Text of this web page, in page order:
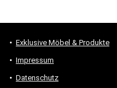
Exklusive Möbel & Produkte
Impressum
Datenschutz